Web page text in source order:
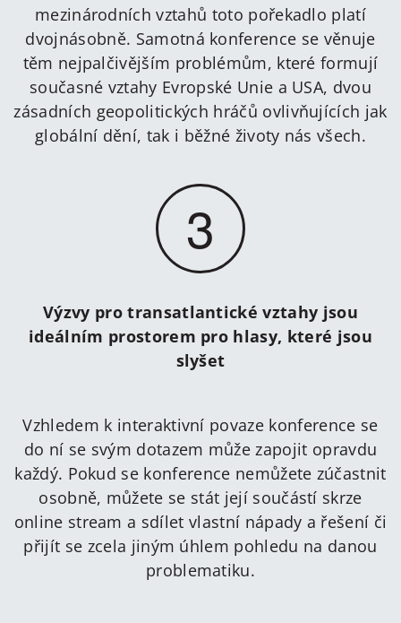
mezinárodních vztahů toto pořekadlo platí
dvojnásobně. Samotná konference se věnuje
těm nejpalčivějším problémům, které formují
současné vztahy Evropské Unie a USA, dvou
zásadních geopolitických hráčů ovlivňujících jak
globální dění, tak i běžné životy nás všech.
3
Výzvy pro transatlantické vztahy jsou
ideálním prostorem pro hlasy, které jsou
slyšet
Vzhledem k interaktivní povaze konference se
do ní se svým dotazem může zapojit opravdu
každý. Pokud se konference nemůžete zúčastnit
osobně, můžete se stát její součástí skrze
online stream a sdílet vlastní nápady a řešení či
přijít se zcela jiným úhlem pohledu na danou
problematiku.